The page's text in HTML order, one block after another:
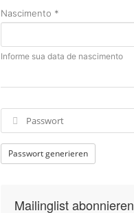
Nascimento *
Informe sua data de nascimento
Passwort generieren
Mailinglist abonnieren